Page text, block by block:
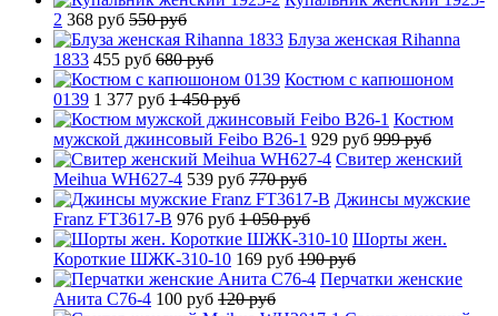
2 368 руб 550 руб
Блуза женская Rihanna
1833 455 руб 680 руб
Костюм с капюшоном
0139 1 377 руб 1 450 руб
Костюм
мужской джинсовый Feibo B26-1 929 руб 999 руб
Свитер женский
Meihua WH627-4 539 руб 770 руб
Джинсы мужские
Franz FT3617-B 976 руб 1 050 руб
Шорты жен.
Короткие ШЖК-310-10 169 руб 190 руб
Перчатки женские
Анита C76-4 100 руб 120 руб